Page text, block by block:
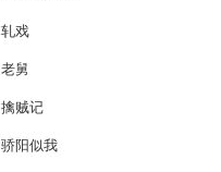
轧戏
老舅
擒贼记
骄阳似我